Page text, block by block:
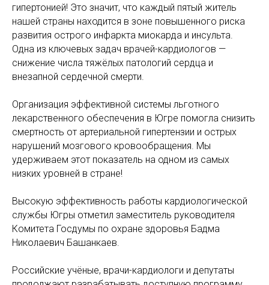
гипертонией! Это значит, что каждый пятый житель
нашей страны находится в зоне повышенного риска
развития острого инфаркта миокарда и инсульта.
Одна из ключевых задач врачей-кардиологов —
снижение числа тяжёлых патологий сердца и
внезапной сердечной смерти.
Организация эффективной системы льготного
лекарственного обеспечения в Югре помогла снизить
смертность от артериальной гипертензии и острых
нарушений мозгового кровообращения. Мы
удерживаем этот показатель на одном из самых
низких уровней в стране!
Высокую эффективность работы кардиологической
службы Югры отметил заместитель руководителя
Комитета Госдумы по охране здоровья Бадма
Николаевич Башанкаев.
Российские учёные, врачи-кардиологи и депутаты